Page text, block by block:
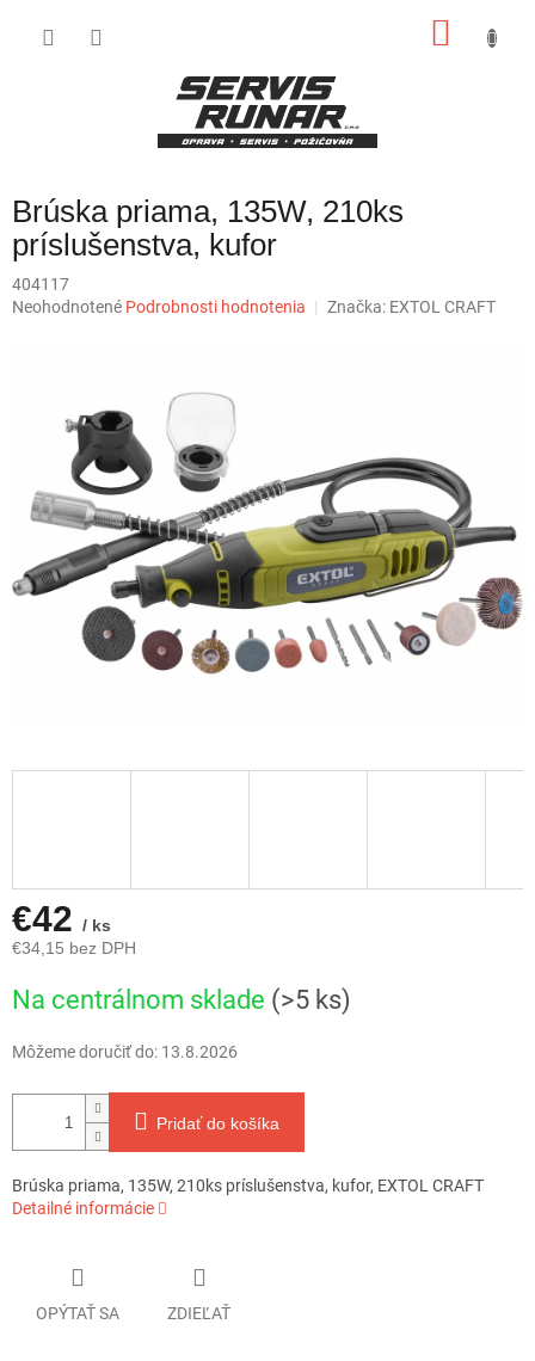
Brúska priama, 135W, 210ks
príslušenstva, kufor
404117
Priemerné
hviezdičiek.
Neohodnotené Podrobnosti hodnotenia Značka: EXTOL CRAFT
€42 / ks
€34,15 bez DPH
cena:
Na centrálnom sklade (>5 ks)
Môžeme doručiť do: 13.8.2026
Pridať do košíka
Brúska priama, 135W, 210ks príslušenstva, kufor, EXTOL CRAFT
Detailné informácie
OPÝTAŤ SA ZDIEĽAŤ